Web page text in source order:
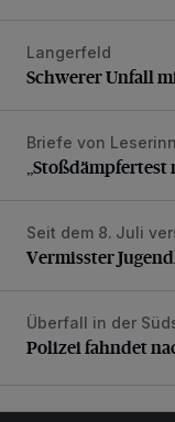
Schwerer Unfall
Langerfeld
Schwerer Unfall
„Stoßdämpfertest
Briefe von
Vermisster
Seit dem 8. Juli
Vermisster
Polizei fahndet
Überfall in der
Polizei fahndet